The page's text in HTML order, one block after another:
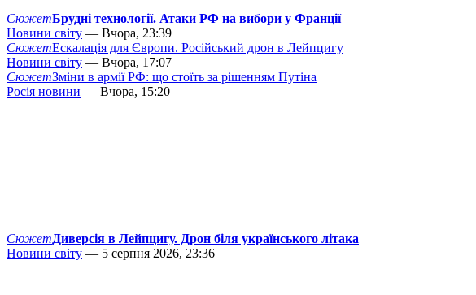
СюжетБрудні технології. Атаки РФ на вибори у Франції
Новини світу — Вчора, 23:39
СюжетЕскалація для Європи. Російський дрон в Лейпцигу
Новини світу — Вчора, 17:07
СюжетЗміни в армії РФ: що стоїть за рішенням Путіна
Росія новини — Вчора, 15:20
СюжетДиверсія в Лейпцигу. Дрон біля українського літака
Новини світу — 5 серпня 2026, 23:36